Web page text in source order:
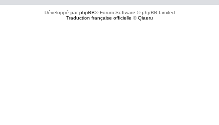
Développé parphpBB® Forum Software © phpBB Limited
Traduction française officielle ©Qiaeru